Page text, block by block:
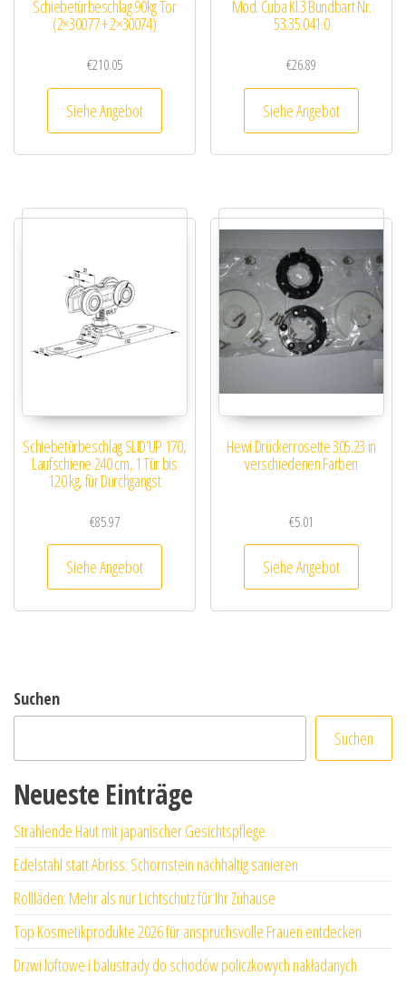
Schiebetürbeschlag 90kg Tor
(2×30077 + 2×30074)
€210.05
Siehe Angebot
Mod. Cuba Kl.3 Bundbart Nr.
53.35.041.0
€26.89
Siehe Angebot
Schiebetürbeschlag SLID’UP 170,
Laufschiene 240 cm, 1 Tür bis
120 kg, für Durchgangst
€85.97
Siehe Angebot
Hewi Drückerrosette 305.23 in
verschiedenen Farben
€5.01
Siehe Angebot
Suchen
Suchen
Neueste Einträge
Strahlende Haut mit japanischer Gesichtspflege
Edelstahl statt Abriss: Schornstein nachhaltig sanieren
Rollläden: Mehr als nur Lichtschutz für Ihr Zuhause
Top Kosmetikprodukte 2026 für anspruchsvolle Frauen entdecken
Drzwi loftowe i balustrady do schodów policzkowych nakładanych